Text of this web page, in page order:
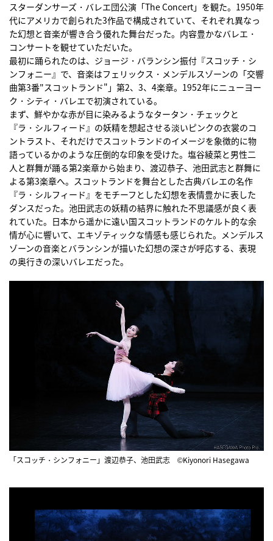
スターダンサーズ・バレエ団公演「The Concert」を観た。1950年
代にアメリカで創られた3作品で構成されていて、それぞれ異なっ
た幻想と音楽が響き合う優れた舞台だった。内容豊かなバレエ・
コンサートを観せていただいた。
最初に踊られたのは、ジョージ・バランシン振付『スコッチ・シ
ンフォニー』で、音楽はフェリックス・メンデルスゾーンの「交響
曲第3番"スコットランド"」第2、3、4楽章。1952年にニューヨー
ク・シティ・バレエで初演されている。
まず、鮮やかな赤が目に染みるようなタータン・チェックと
『ラ・シルフィード』の妖精を想起させる淡いピンクの衣裳のコ
ントラスト、それだけでスコットランドのイメージを象徴的に物
語っているかのような圧倒的な印象を受けた。塩谷綾菜と男性二
人と群舞が踊る第2楽章から始まり、渡辺恭子、池田武志と群舞に
よる第3楽章へ。スコットランドを舞台とした古典バレエの名作
『ラ・シルフィード』をモチーフとした幻想を表情豊かに表した
ダンスだった。池田武志の妖精の結界に触れた不思議感が良く表
れていた。日本から遥かに遠い国スコットランドのケルト的な余
情が心に響いて、エキゾティックな情感も感じられた。メンデルス
ゾーンの音楽とバランシンが描いた幻想の深さが呼応する、表現
の奥行きの深いバレエだった。
「スコッチ・シンフォニー」渡辺恭子、池田武志 ©Kiyonori Hasegawa